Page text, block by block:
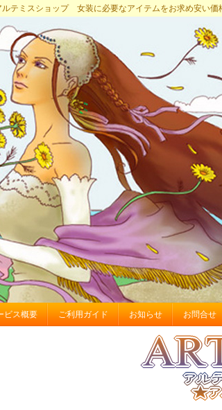
テミスショップ 女装に必要なアイテムをお求め安い価
ビス概要 ご利用ガイド お知らせ お問合せ